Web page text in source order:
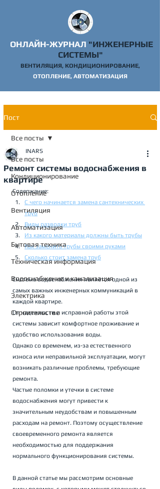
ОНЛАЙН-ЖУРНАЛ "ИНЖЕНЕРНЫЕ
СИСТЕМЫ"
ВЕНТИЛЯЦИЯ, КОНДИЦИОНИРОВАНИЕ,
ОТОПЛЕНИЕ, АВТОМАТИЗАЦИЯ
Пост
Все посты
Кондиционирование
Отопление
Вентиляция
Автоматизация
Бытовая техника
Техническая информация
Водоснабжение и канализация
Электрика
Строительство
Все посты
Ремонт системы водоснабжения в
квартире
INARS
Содержание:
С чего начинается замена сантехнических
труб
Виды разводки труб
Из какого материалы должны быть трубы
Как заменить трубы своими руками
Сколько стоит замена труб
Система водоснабжения является одной из
самых важных инженерных коммуникаций в
каждой квартире.
От надежности и исправной работы этой
системы зависит комфортное проживание и
удобство использования воды.
Однако со временем, из-за естественного
износа или неправильной эксплуатации, могут
возникать различные проблемы, требующие
ремонта.
Частые поломки и утечки в системе
водоснабжения могут привести к
значительным неудобствам и повышенным
расходам на ремонт. Поэтому осуществление
своевременного ремонта является
необходимостью для поддержания
нормального функционирования системы.
В данной статье мы рассмотрим основные